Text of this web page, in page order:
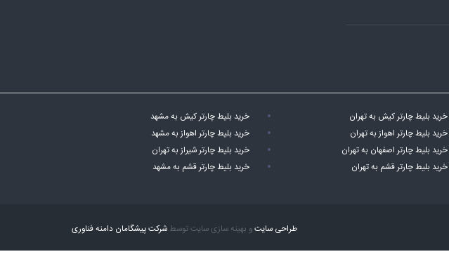
خرید بلیط چارتر کیش به تهران
خرید بلیط چارتر کیش به مشهد
خرید بلیط چارتر اهواز به تهران
خرید بلیط چارتر اهواز به مشهد
خرید بلیط چارتر اصفهان به تهران
خرید بلیط چارتر شیراز به تهران
خرید بلیط چارتر قشم به تهران خرید بلیط چارتر قشم به مشهد
طراحی سایتو بهینه سازی سایت توسط شرکت پیشگامان دامنه فناوری